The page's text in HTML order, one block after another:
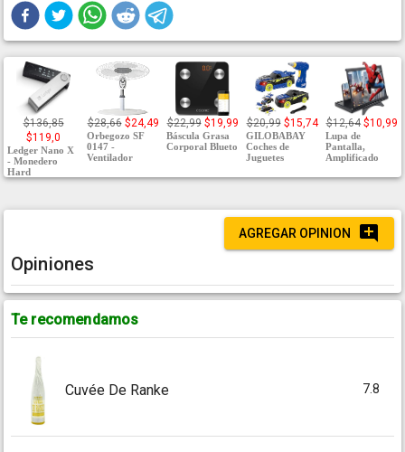
$136,85
$119,0
Ledger Nano X
- Monedero
Hard
$28,66 $24,49
Orbegozo SF
0147 -
Ventilador
$22,99 $19,99
Báscula Grasa
Corporal Blueto
$20,99 $15,74
GILOBABAY
Coches de
Juguetes
$12,64 $10,99
Lupa de
Pantalla,
Amplificado
AGREGAR OPINION
Opiniones
Te recomendamos
Cuvée De Ranke 7.8